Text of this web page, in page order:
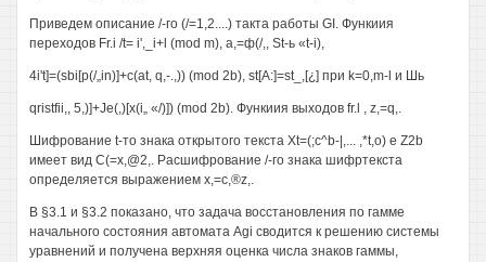
Приведем описание /-го (/=1,2....) такта работы GI. Функиия
переходов Fr.i /t= i',_i+l (mod m), а,=ф(/,, St-ь «t-i),
4i't]=(sbi[p(/„in)]+c(at, q,-.,)) (mod 2b), st[A:]=st_,[¿] при k=0,m-l и Шь
qristfii,, 5,)]+Je(,)[x(i„ «/)]) (mod 2b). Функиия выходов fr.l , z,=q,.
Шифрование t-то знака открытого текста Xt=(;c^b-|,... ,*t,o) e Z2b
имеет вид С(=х,@2,. Расшифрование /-го знака шифртекста
определяется выражением x,=c,®z,.
В §3.1 и §3.2 показано, что задача восстановления по гамме
начального состояния автомата Agi сводится к решению системы
уравнений и получена верхняя оценка числа знаков гаммы,